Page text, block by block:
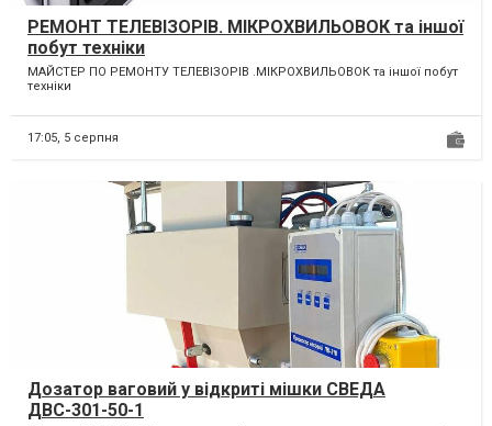
РЕМОНТ ТЕЛЕВІЗОРІВ. МІКРОХВИЛЬОВОК та іншої
побут техніки
МАЙСТЕР ПО РЕМОНТУ ТЕЛЕВІЗОРІВ .МІКРОХВИЛЬОВОК та іншої побут
техніки
17:05, 5 серпня
Дозатор ваговий у відкриті мішки СВЕДА
ДВС-301-50-1